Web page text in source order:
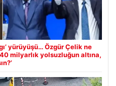
yürüyüşü… Özgür Çelik ne
milyarlık yolsuzluğun altına,